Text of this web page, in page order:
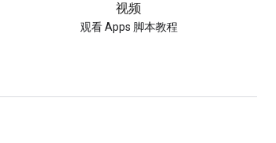
视频
观看 Apps 脚本教程